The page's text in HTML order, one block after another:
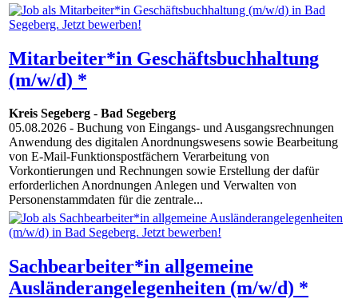
Mitarbeiter*in Geschäftsbuchhaltung
(m/w/d) *
Kreis Segeberg - Bad Segeberg
05.08.2026 - Buchung von Eingangs- und Ausgangsrechnungen
Anwendung des digitalen Anordnungswesens sowie Bearbeitung
von E-Mail-Funktionspostfächern Verarbeitung von
Vorkontierungen und Rechnungen sowie Erstellung der dafür
erforderlichen Anordnungen Anlegen und Verwalten von
Personenstammdaten für die zentrale...
Sachbearbeiter*in allgemeine
Ausländerangelegenheiten (m/w/d) *